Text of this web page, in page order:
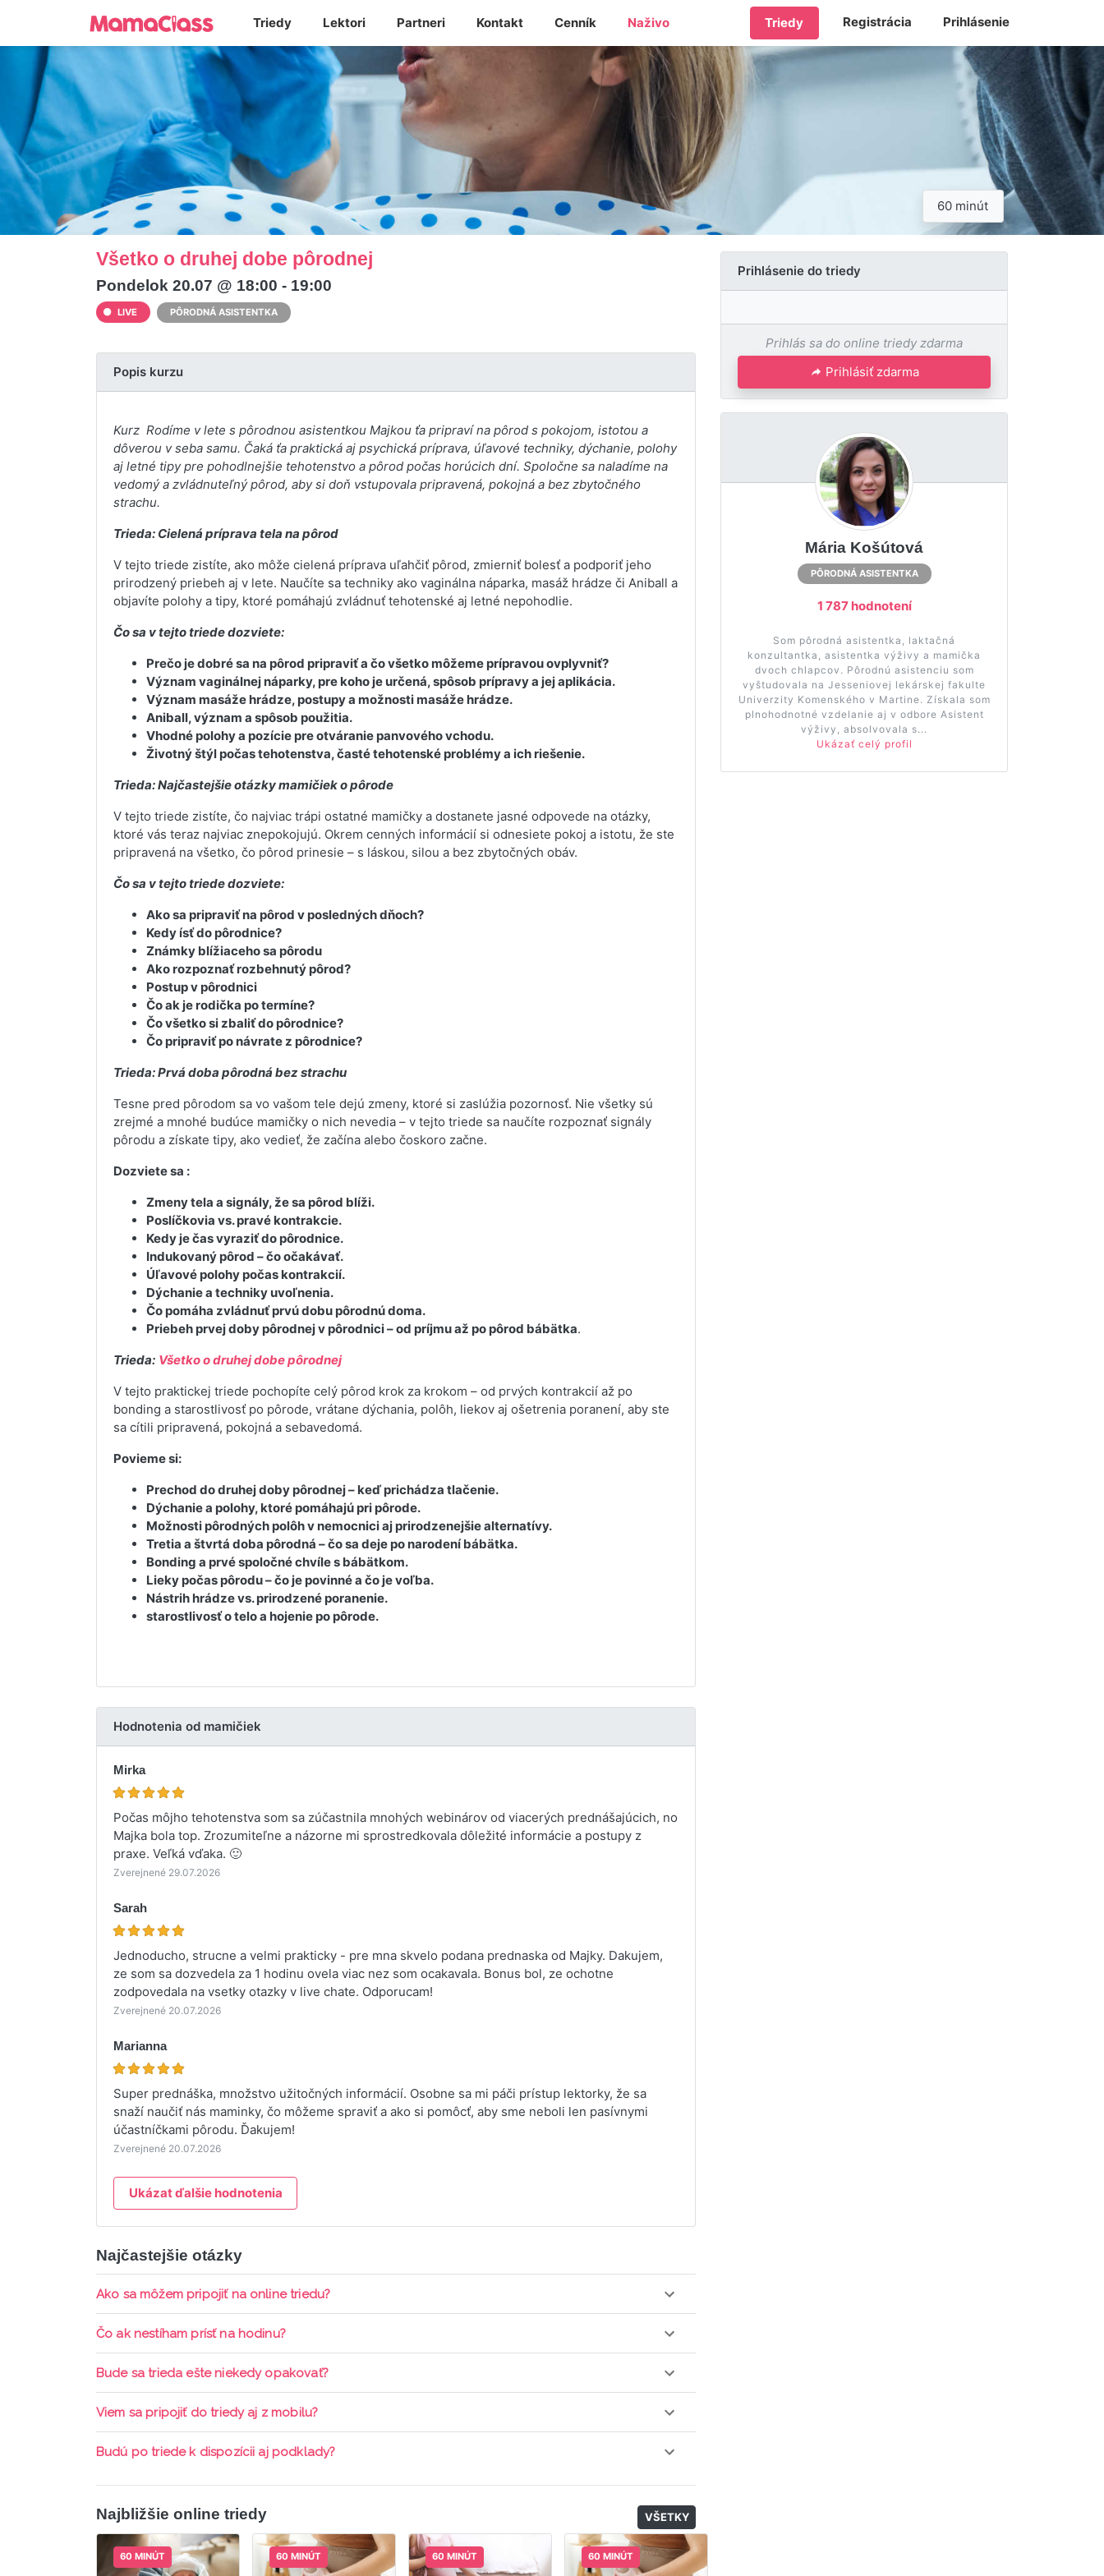
Triedy Lektori Partneri Kontakt Cenník Naživo Triedy Registrácia Prihlásenie
60 minút
Všetko o druhej dobe pôrodnej
Pondelok 20.07 @ 18:00 - 19:00
LIVE PÔRODNÁ ASISTENTKA
Popis kurzu
Kurz Rodíme v lete s pôrodnou asistentkou Majkou ťa pripraví na pôrod s pokojom, istotou a
dôverou v seba samu. Čaká ťa praktická aj psychická príprava, úľavové techniky, dýchanie, polohy
aj letné tipy pre pohodlnejšie tehotenstvo a pôrod počas horúcich dní. Spoločne sa naladíme na
vedomý a zvládnuteľný pôrod, aby si doň vstupovala pripravená, pokojná a bez zbytočného
strachu.
Trieda: Cielená príprava tela na pôrod
V tejto triede zistíte, ako môže cielená príprava uľahčiť pôrod, zmierniť bolesť a podporiť jeho
prirodzený priebeh aj v lete. Naučíte sa techniky ako vaginálna náparka, masáž hrádze či Aniball a
objavíte polohy a tipy, ktoré pomáhajú zvládnuť tehotenské aj letné nepohodlie.
Čo sa v tejto triede dozviete:
Prečo je dobré sa na pôrod pripraviť a čo všetko môžeme prípravou ovplyvniť?
Význam vaginálnej náparky, pre koho je určená, spôsob prípravy a jej aplikácia.
Význam masáže hrádze, postupy a možnosti masáže hrádze.
Aniball, význam a spôsob použitia.
Vhodné polohy a pozície pre otváranie panvového vchodu.
Životný štýl počas tehotenstva, časté tehotenské problémy a ich riešenie.
Trieda: Najčastejšie otázky mamičiek o pôrode
V tejto triede zistíte, čo najviac trápi ostatné mamičky a dostanete jasné odpovede na otázky,
ktoré vás teraz najviac znepokojujú. Okrem cenných informácií si odnesiete pokoj a istotu, že ste
pripravená na všetko, čo pôrod prinesie – s láskou, silou a bez zbytočných obáv.
Čo sa v tejto triede dozviete:
Ako sa pripraviť na pôrod v posledných dňoch?
Kedy ísť do pôrodnice?
Známky blížiaceho sa pôrodu
Ako rozpoznať rozbehnutý pôrod?
Postup v pôrodnici
Čo ak je rodička po termíne?
Čo všetko si zbaliť do pôrodnice?
Čo pripraviť po návrate z pôrodnice?
Trieda: Prvá doba pôrodná bez strachu
Tesne pred pôrodom sa vo vašom tele dejú zmeny, ktoré si zaslúžia pozornosť. Nie všetky sú
zrejmé a mnohé budúce mamičky o nich nevedia – v tejto triede sa naučíte rozpoznať signály
pôrodu a získate tipy, ako vedieť, že začína alebo čoskoro začne.
Dozviete sa :
Zmeny tela a signály, že sa pôrod blíži.
Poslíčkovia vs. pravé kontrakcie.
Kedy je čas vyraziť do pôrodnice.
Indukovaný pôrod – čo očakávať.
Úľavové polohy počas kontrakcií.
Dýchanie a techniky uvoľnenia.
Čo pomáha zvládnuť prvú dobu pôrodnú doma.
Priebeh prvej doby pôrodnej v pôrodnici – od príjmu až po pôrod bábätka.
Trieda: Všetko o druhej dobe pôrodnej
V tejto praktickej triede pochopíte celý pôrod krok za krokom – od prvých kontrakcií až po
bonding a starostlivosť po pôrode, vrátane dýchania, polôh, liekov aj ošetrenia poranení, aby ste
sa cítili pripravená, pokojná a sebavedomá.
Povieme si:
Prechod do druhej doby pôrodnej – keď prichádza tlačenie.
Dýchanie a polohy, ktoré pomáhajú pri pôrode.
Možnosti pôrodných polôh v nemocnici aj prirodzenejšie alternatívy.
Tretia a štvrtá doba pôrodná – čo sa deje po narodení bábätka.
Bonding a prvé spoločné chvíle s bábätkom.
Lieky počas pôrodu – čo je povinné a čo je voľba.
Nástrih hrádze vs. prirodzené poranenie.
starostlivosť o telo a hojenie po pôrode.
Hodnotenia od mamičiek
Mirka
Počas môjho tehotenstva som sa zúčastnila mnohých webinárov od viacerých prednášajúcich, no
Majka bola top. Zrozumiteľne a názorne mi sprostredkovala dôležité informácie a postupy z
praxe. Veľká vďaka. 🙂
Zverejnené 29.07.2026
Sarah
Jednoducho, strucne a velmi prakticky - pre mna skvelo podana prednaska od Majky. Dakujem,
ze som sa dozvedela za 1 hodinu ovela viac nez som ocakavala. Bonus bol, ze ochotne
zodpovedala na vsetky otazky v live chate. Odporucam!
Zverejnené 20.07.2026
Marianna
Super prednáška, množstvo užitočných informácií. Osobne sa mi páči prístup lektorky, že sa
snaží naučiť nás maminky, čo môžeme spraviť a ako si pomôcť, aby sme neboli len pasívnymi
účastníčkami pôrodu. Ďakujem!
Zverejnené 20.07.2026
Ukázat ďalšie hodnotenia
Najčastejšie otázky
Ako sa môžem pripojiť na online triedu?
Pripojenie do online triedy prebieha priamo cez web-stránku mamaclass.sk, stačí sledovať
Čo ak nestíham prísť na hodinu?
Každá trieda sa nahráva a je k dispozícií po dobu 7 dní. Pre pozretie video nahrávky je potrebné mať
Bude sa trieda ešte niekedy opakovať?
Triedy sa priebežne opakujú, stačí sledovať ponuku kurzov a tried.
Viem sa pripojiť do triedy aj z mobilu?
Áno, pripojenie do triedy je možné aj cez mobil, nie je k tomu potrebné sťahovať žiadne ďalšie appky
Budú po triede k dispozícii aj podklady?
Áno, po skončení triedy dostávate prístup na dodatočný materiál, ktorý Vaša hostka dala k dispozícií.
Najbližšie online triedy VŠETKY
60 MINÚT 60 MINÚT 60 MINÚT 60 MINÚT
Prihlásenie do triedy
Prihlás sa do online triedy zdarma
Prihlásiť zdarma
Mária Košútová
PÔRODNÁ ASISTENTKA
1 787 hodnotení
Som pôrodná asistentka, laktačná
konzultantka, asistentka výživy a mamička
dvoch chlapcov. Pôrodnú asistenciu som
vyštudovala na Jesseniovej lekárskej fakulte
Univerzity Komenského v Martine. Získala som
plnohodnotné vzdelanie aj v odbore Asistent
výživy, absolvovala s...
Ukázať celý profil